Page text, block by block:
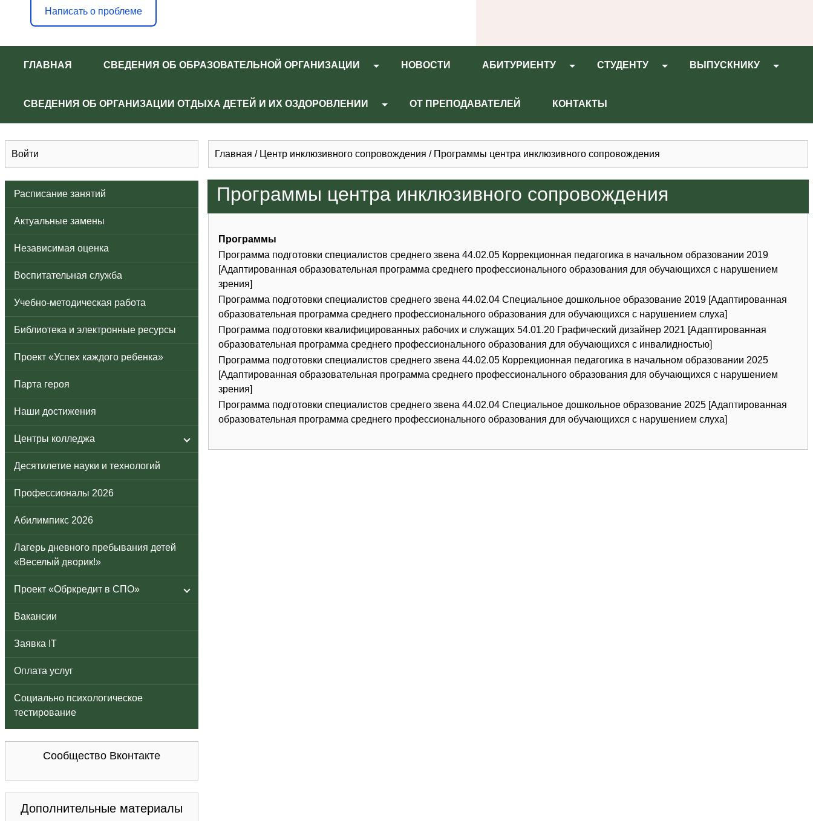
Написать о проблеме
ГЛАВНАЯ СВЕДЕНИЯ ОБ ОБРАЗОВАТЕЛЬНОЙ ОРГАНИЗАЦИИ НОВОСТИ АБИТУРИЕНТУ СТУДЕНТУ ВЫПУСКНИКУ
СВЕДЕНИЯ ОБ ОРГАНИЗАЦИИ ОТДЫХА ДЕТЕЙ И ИХ ОЗДОРОВЛЕНИИ ОТ ПРЕПОДАВАТЕЛЕЙ КОНТАКТЫ
Войти
Расписание занятий
Актуальные замены
Независимая оценка
Воспитательная служба
Учебно-методическая работа
Библиотека и электронные ресурсы
Проект «Успех каждого ребенка»
Парта героя
Наши достижения
Центры колледжа
Десятилетие науки и технологий
Профессионалы 2026
Абилимпикс 2026
Лагерь дневного пребывания детей
«Веселый дворик!»
Проект «Обркредит в СПО»
Вакансии
Заявка IT
Оплата услуг
Социально психологическое
тестирование
Сообщество Вконтакте
Дополнительные материалы
Главная / Центр инклюзивного сопровождения / Программы центра инклюзивного сопровождения
Программы центра инклюзивного сопровождения
Программы
Программа подготовки специалистов среднего звена 44.02.05 Коррекционная педагогика в начальном образовании 2019
[Адаптированная образовательная программа среднего профессионального образования для обучающихся с нарушением
зрения]
Программа подготовки специалистов среднего звена 44.02.04 Специальное дошкольное образование 2019 [Адаптированная
образовательная программа среднего профессионального образования для обучающихся с нарушением слуха]
Программа подготовки квалифицированных рабочих и служащих 54.01.20 Графический дизайнер 2021 [Адаптированная
образовательная программа среднего профессионального образования для обучающихся с инвалидностью]
Программа подготовки специалистов среднего звена 44.02.05 Коррекционная педагогика в начальном образовании 2025
[Адаптированная образовательная программа среднего профессионального образования для обучающихся с нарушением
зрения]
Программа подготовки специалистов среднего звена 44.02.04 Специальное дошкольное образование 2025 [Адаптированная
образовательная программа среднего профессионального образования для обучающихся с нарушением слуха]